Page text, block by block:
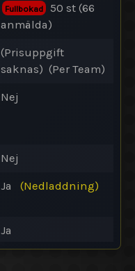
Fullbokad
50 st (66
anmälda)
(Prisuppgift
saknas) (Per Team)
Nej
Nej
Ja (Nedladdning)
Ja